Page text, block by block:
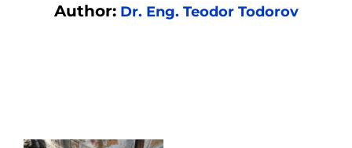
Author: Dr. Eng. Teodor Todorov